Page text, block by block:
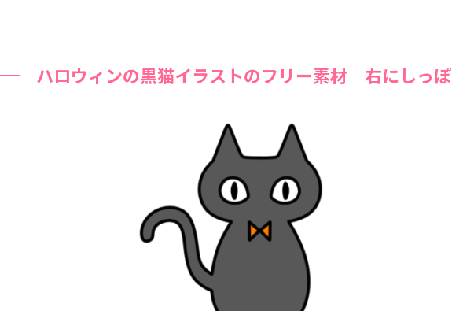
ハロウィンの黒猫イラストのフリー素材 右にしっぽ